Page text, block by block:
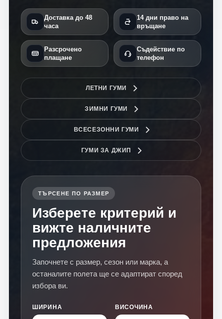
Доставка до 48
часа
14 дни право на
връщане
Разсрочено
плащане
Съдействие по
телефон
ЛЕТНИ ГУМИ
ЗИМНИ ГУМИ
ВСЕСЕЗОННИ ГУМИ
ГУМИ ЗА ДЖИП
ТЪРСЕНЕ ПО РАЗМЕР
Изберете критерий и
вижте наличните
предложения
Започнете с размер, сезон или марка, а
останалите полета ще се адаптират според
избора ви.
ШИРИНА ВИСОЧИНА